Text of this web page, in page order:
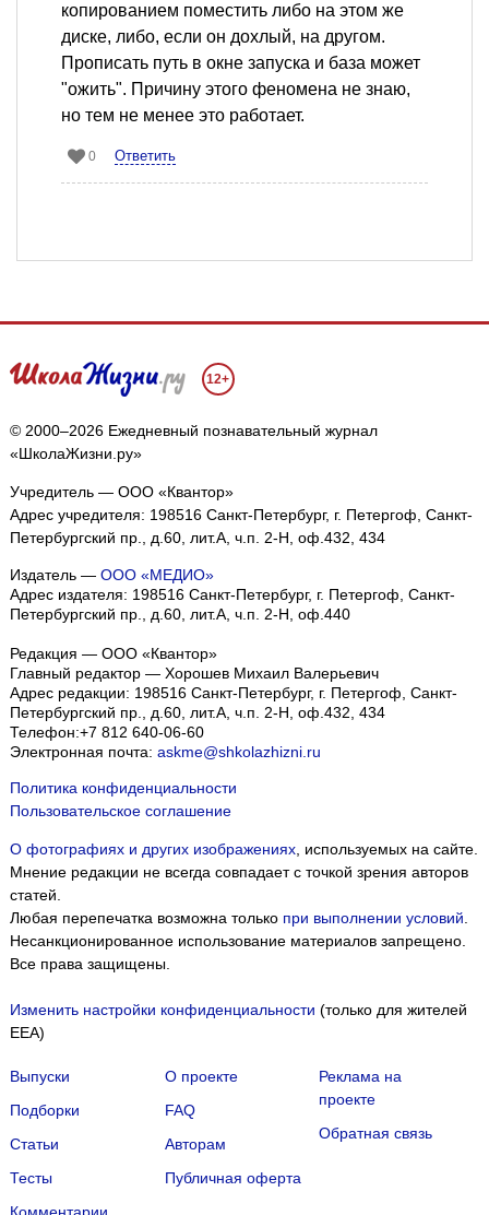
копированием поместить либо на этом же
диске, либо, если он дохлый, на другом.
Прописать путь в окне запуска и база может
"ожить". Причину этого феномена не знаю,
но тем не менее это работает.
0 Ответить
12+
© 2000–2026 Ежедневный познавательный журнал
«ШколаЖизни.ру»
Учредитель — ООО «Квантор»
Адрес учредителя: 198516 Санкт-Петербург, г. Петергоф, Санкт-
Петербургский пр., д.60, лит.А, ч.п. 2-Н, оф.432, 434
Издатель — ООО «МЕДИО»
Адрес издателя: 198516 Санкт-Петербург, г. Петергоф, Санкт-
Петербургский пр., д.60, лит.А, ч.п. 2-Н, оф.440
Редакция — ООО «Квантор»
Главный редактор — Хорошев Михаил Валерьевич
Адрес редакции: 198516 Санкт-Петербург, г. Петергоф Санкт-
Петербургский пр., д.60, лит.А, ч.п. 2-Н, оф.432, 434
Телефон:+7 812 640-06-60
Электронная почта: askme@shkolazhizni.ru
Политика конфиденциальности
Пользовательское соглашение
О фотографиях и других изображениях, используемых на сайте.
Мнение редакции не всегда совпадает с точкой зрения авторов
статей.
Любая перепечатка возможна только при выполнении условий
Несанкционированное использование материалов запрещено.
Все права защищены.
Изменить настройки конфиденциальности (только для жителей
EEA)
Выпуски
Подборки
Статьи
Тесты
О проекте
FAQ
Авторам
Публичная оферта
Реклама на
проекте
Обратная связь